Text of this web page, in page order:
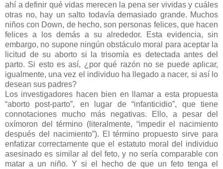
ahí a definir qué vidas merecen la pena ser vividas y cuáles
otras no, hay un salto todavía demasiado grande. Muchos
niños con Down, de hecho, son personas felices, que hacen
felices a los demás a su alrededor. Esta evidencia, sin
embargo, no supone ningún obstáculo moral para aceptar la
licitud de su aborto si la trisomía es detectada antes del
parto. Si esto es así, ¿por qué razón no se puede aplicar,
igualmente, una vez el individuo ha llegado a nacer, si así lo
desean sus padres?
Los investigadores hacen bien en llamar a esta propuesta
“aborto post-parto”, en lugar de “infanticidio”, que tiene
connotaciones mucho más negativas. Ello, a pesar del
oxímoron del término (literalmente, “impedir el nacimiento
después del nacimiento”). El término propuesto sirve para
enfatizar correctamente que el estatuto moral del individuo
asesinado es similar al del feto, y no sería comparable con
matar a un niño. Y si el hecho de que un feto tenga el